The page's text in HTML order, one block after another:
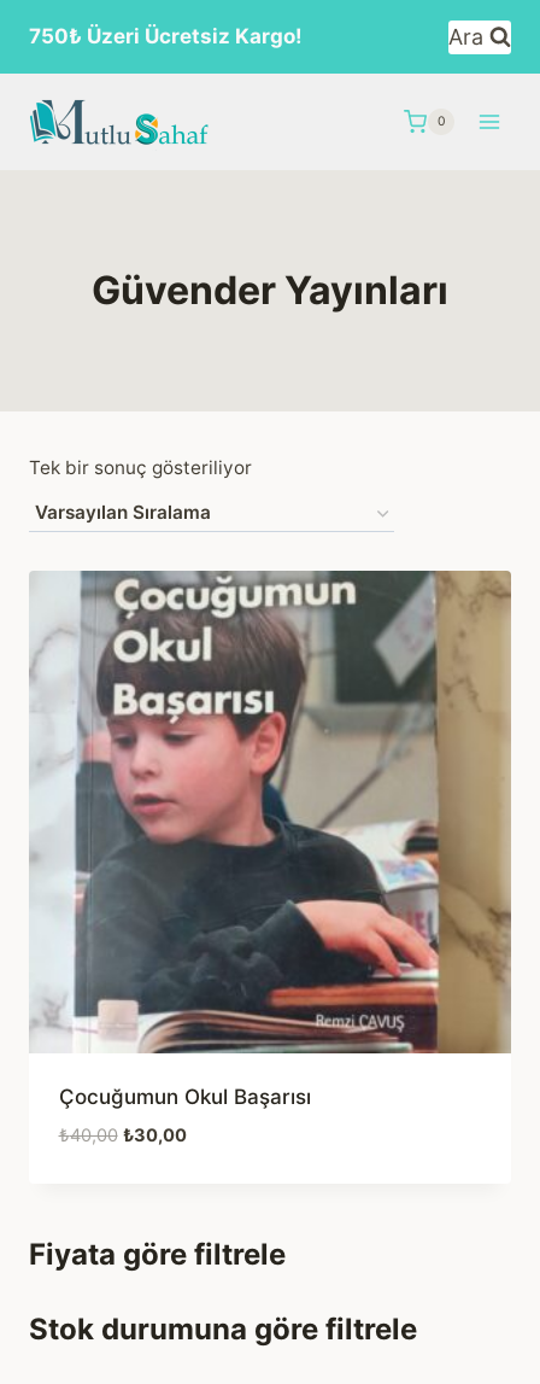
content
750₺ Üzeri Ücretsiz Kargo! Ara
0
Güvender Yayınları
Tek bir sonuç gösteriliyor
Çocuğumun Okul Başarısı
₺40,00 Orijinal
₺30,00Şu
Fiyata göre filtrele
Stok durumuna göre filtrele